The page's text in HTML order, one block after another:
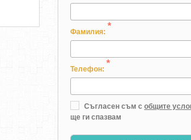
Фамилия:
*
Телефон:
*
Съгласен съм с общите
ще ги спазвам